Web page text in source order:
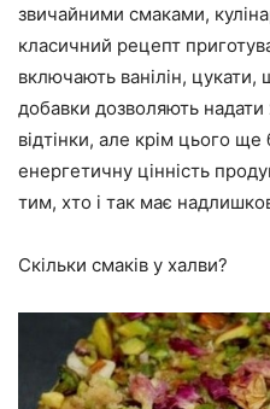
звичайними смаками,
класичний рецепт
включають ванілін, цукати,
добавки дозволяють надати
відтінки, але крім цього
енергетичну цінність
тим, хто і так має
Скільки смаків у халви?